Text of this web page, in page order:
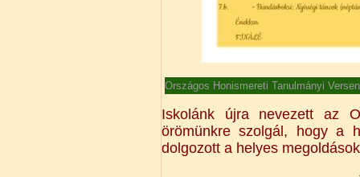
Országos Honismereti Tanulmányi
Iskolánk újra nevezett az
örömünkre szolgál, hogy a
dolgozott a helyes